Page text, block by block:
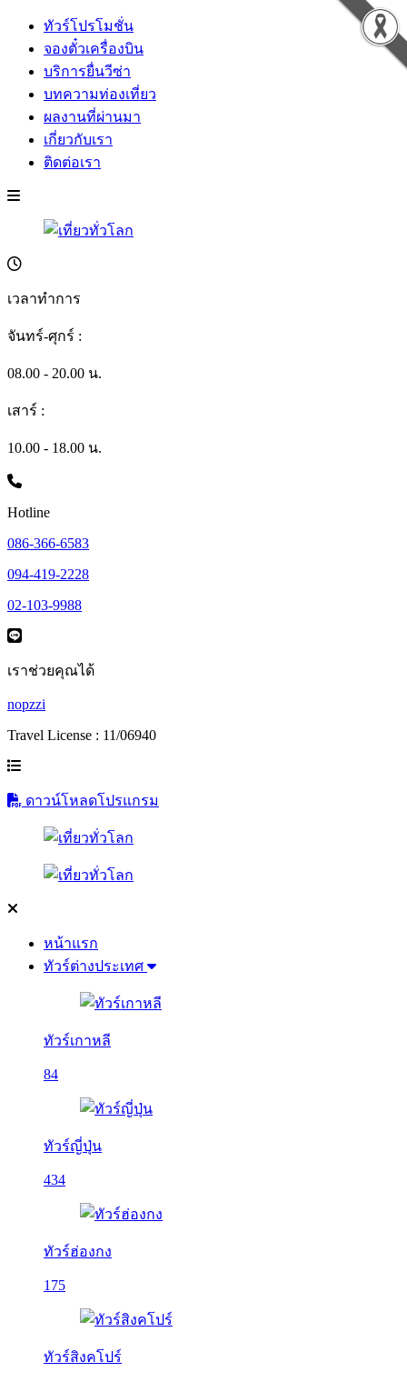
ทัวร์โปรโมชั่น
จองตั๋วเครื่องบิน
บริการยื่นวีซ่า
บทความท่องเที่ยว
ผลงานที่ผ่านมา
เกี่ยวกับเรา
ติดต่อเรา
เวลาทำการ
จันทร์-ศุกร์ :
08.00 - 20.00 น.
เสาร์ :
10.00 - 18.00 น.
Hotline
086-366-6583
094-419-2228
02-103-9988
เราช่วยคุณได้
nopzzi
Travel License : 11/06940
ดาวน์โหลดโปรแกรม
หน้าแรก
ทัวร์ต่างประเทศ
ทัวร์เกาหลี
84
ทัวร์ญี่ปุ่น
434
ทัวร์ฮ่องกง
175
ทัวร์สิงคโปร์